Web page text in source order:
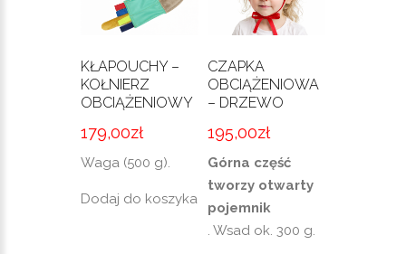
KŁAPOUCHY –
KOŁNIERZ
OBCIĄŻENIOWY
179,00zł
Waga (500 g).
Dodaj do koszyka
CZAPKA
OBCIĄŻENIOWA
– DRZEWO
195,00zł
Górna część
tworzy otwarty
pojemnik
. Wsad ok. 300 g.